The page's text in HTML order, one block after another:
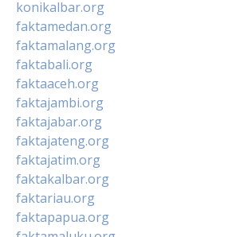
konikalbar.org
faktamedan.org
faktamalang.org
faktabali.org
faktaaceh.org
faktajambi.org
faktajabar.org
faktajateng.org
faktajatim.org
faktakalbar.org
faktariau.org
faktapapua.org